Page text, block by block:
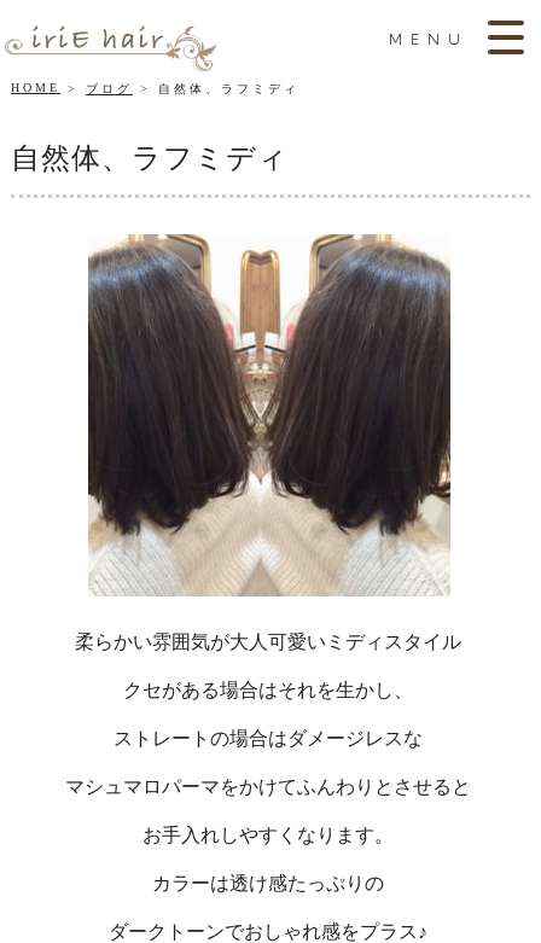
MENU
HOME ブログ 自然体、ラフミディ
自然体、ラフミディ
柔らかい雰囲気が大人可愛いミディスタイル
クセがある場合はそれを生かし、
ストレートの場合はダメージレスな
マシュマロパーマをかけてふんわりとさせると
お手入れしやすくなります。
カラーは透け感たっぷりの
ダークトーンでおしゃれ感をプラス♪